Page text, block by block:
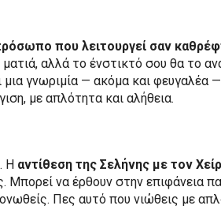
που λειτουργεί σαν
αλλά το ένστικτό σου θα το
μια γνωριμία — ακόμα και φευγαλέα
με απλότητα και αλήθεια.
Η αντίθεση της Σελήνης με τον
Μπορεί να έρθουν στην επιφάνεια
Πες αυτό που νιώθεις με